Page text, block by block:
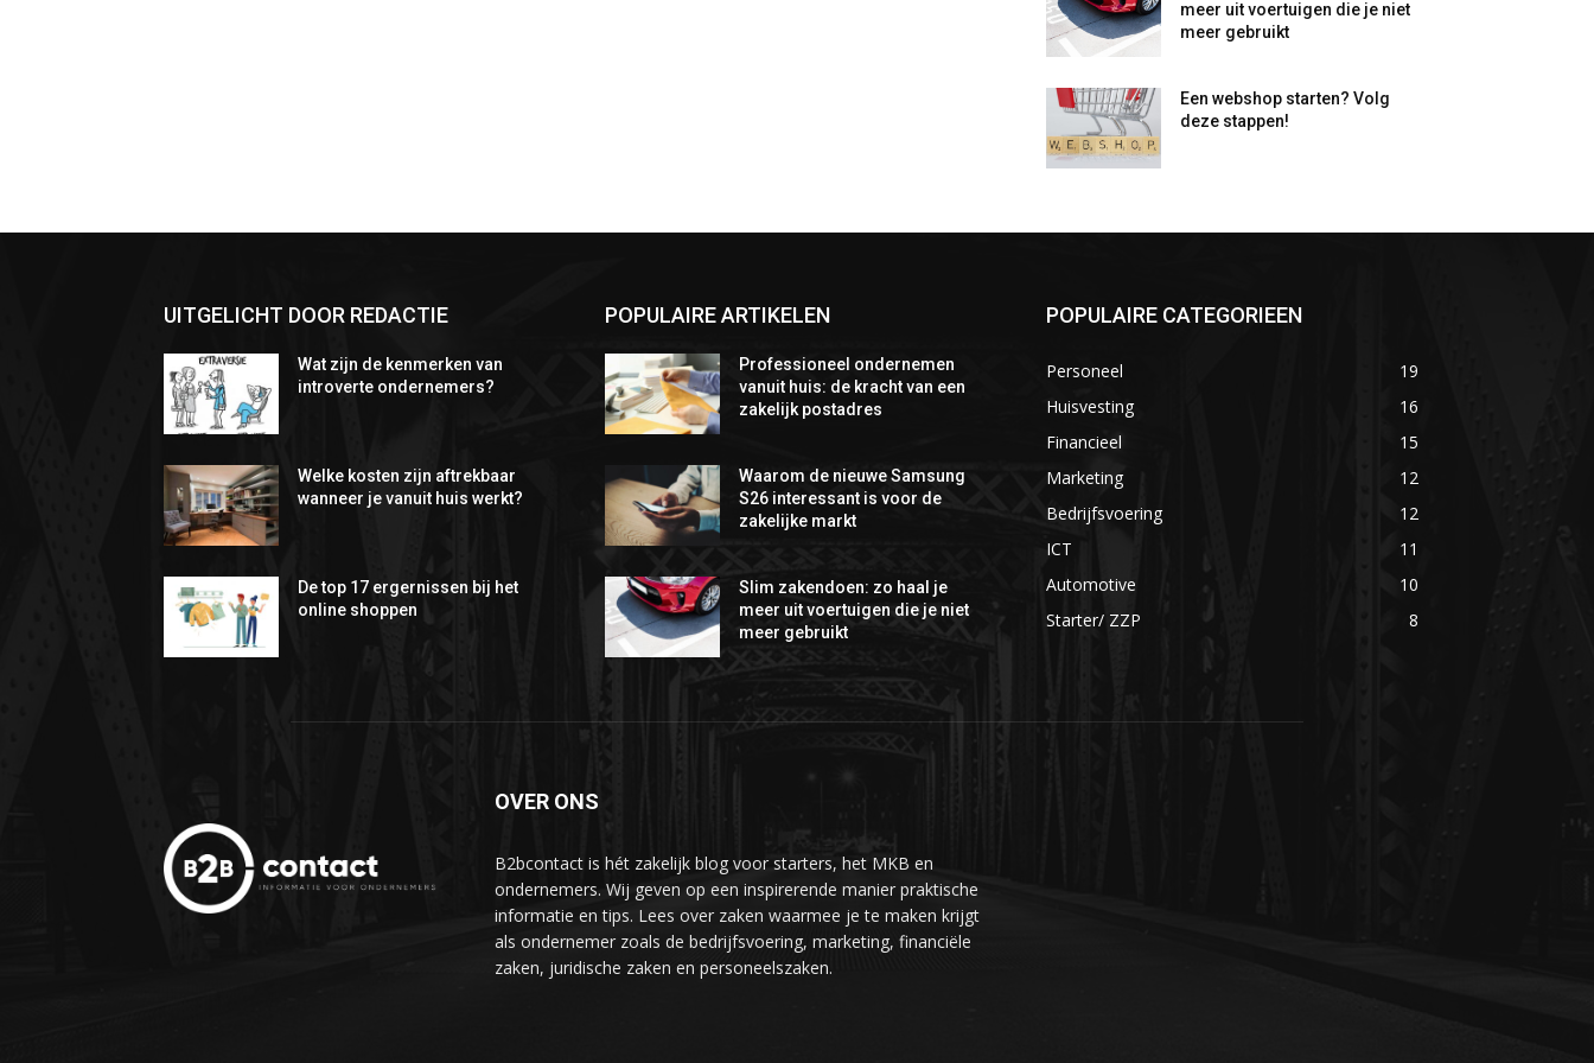
meer uit voertuigen die je niet
meer gebruikt
Een webshop starten? Volg
deze stappen!
UITGELICHT DOOR REDACTIE
Wat zijn de kenmerken van
introverte ondernemers?
Welke kosten zijn aftrekbaar
wanneer je vanuit huis werkt?
De top 17 ergernissen bij het
online shoppen
POPULAIRE ARTIKELEN
Professioneel ondernemen
vanuit huis: de kracht van een
zakelijk postadres
Waarom de nieuwe Samsung
S26 interessant is voor de
zakelijke markt
Slim zakendoen: zo haal je
meer uit voertuigen die je niet
meer gebruikt
POPULAIRE CATEGORIEEN
Personeel
19
Huisvesting
16
Financieel
15
Marketing
12
Bedrijfsvoering
12
ICT
11
Automotive
10
Starter/ ZZP
8
OVER ONS
B2bcontact is hét zakelijk blog voor starters, het MKB en
ondernemers. Wij geven op een inspirerende manier praktische
informatie en tips. Lees over zaken waarmee je te maken krijgt
als ondernemer zoals de bedrijfsvoering, marketing, financiële
zaken, juridische zaken en personeelszaken.